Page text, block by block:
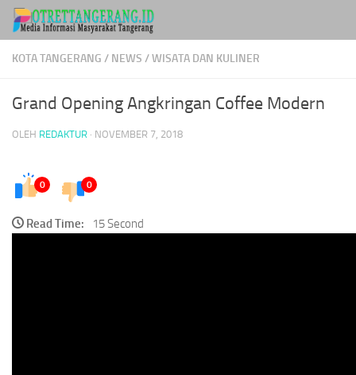
Skip to content
KOTA TANGERANG / NEWS /WISATA DAN KULINER
Grand Opening Angkringan Coffee Modern
OLEH REDAKTUR · NOVEMBER 7, 2018
0 0
Read Time: 15 Second